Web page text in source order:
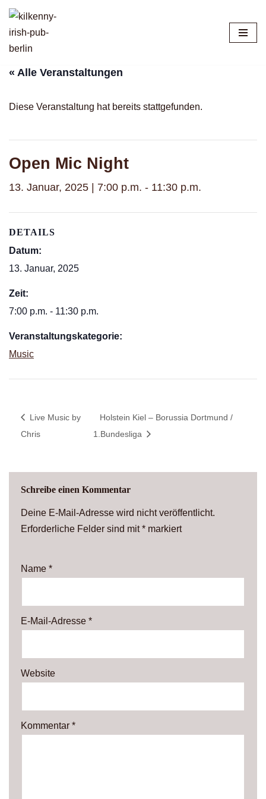
Zum
Inhalt
« Alle Veranstaltungen
Diese Veranstaltung hat bereits stattgefunden.
Open Mic Night
13. Januar, 2025 | 7:00 p.m. - 11:30 p.m.
DETAILS
Datum:
13. Januar, 2025
Zeit:
7:00 p.m. - 11:30 p.m.
Veranstaltungskategorie:
Music
Live Music by
Chris
Holstein Kiel – Borussia Dortmund /
1.Bundesliga
Schreibe einen Kommentar
Deine E-Mail-Adresse wird nicht veröffentlicht.
Erforderliche Felder sind mit* markiert
Name *
E-Mail-Adresse *
Website
Kommentar *